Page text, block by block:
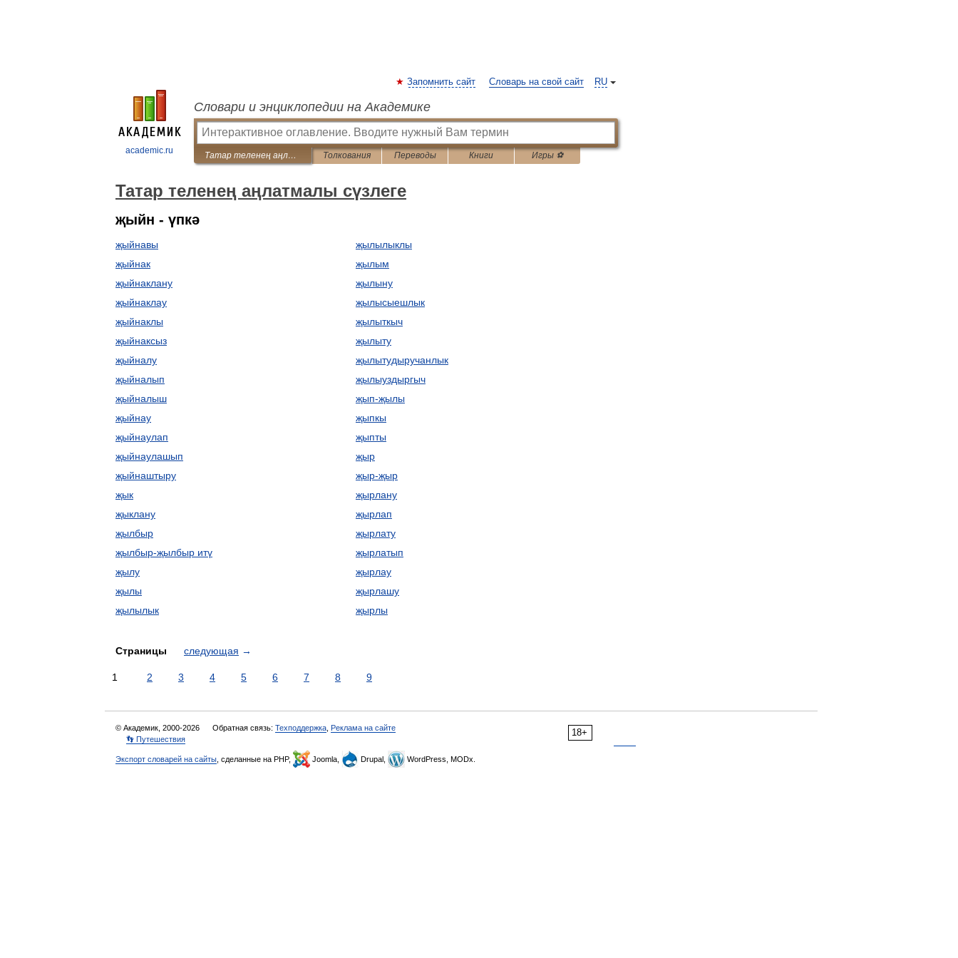
academic.ru
RU
Запомнить сайт Словарь на свой сайт
Словари и энциклопедии на Академике
Татар теленең аңлатмалы сүзлеге Толкования Переводы Книги Игры ⚽
Татар теленең аңлатмалы сүзлеге
җыйн - үпкә
җыйнавы
җыйнак
җыйнаклану
җыйнаклау
җыйнаклы
җыйнаксыз
җыйналу
җыйналып
җыйналыш
җыйнау
җыйнаулап
җыйнаулашып
җыйнаштыру
җык
җыклану
җылбыр
җылбыр-җылбыр итү
җылу
җылы
җылылык
җылылыклы
җылым
җылыну
җылысыешлык
җылыткыч
җылыту
җылытудыручанлык
җылыуздыргыч
җып-җылы
җыпкы
җыпты
җыр
җыр-җыр
җырлану
җырлап
җырлату
җырлатып
җырлау
җырлашу
җырлы
Страницы следующая →
1 2 3 4 5 6 7 8 9
18+
© Академик, 2000-2026 Обратная связь: Техподдержка Реклама на сайте
👣 Путешествия
Экспорт словарей на сайты , сделанные на PHP, Joomla, Drupal, WordPress, MODx.